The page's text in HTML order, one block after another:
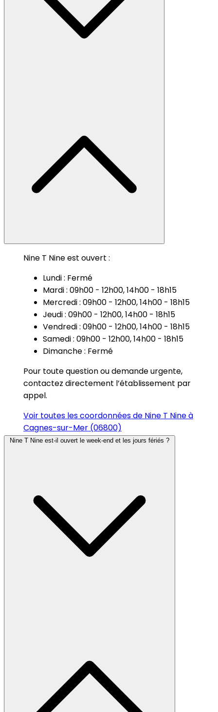
Nine T Nine est ouvert :
Lundi : Fermé
Mardi : 09h00 - 12h00, 14h00 - 18h15
Mercredi : 09h00 - 12h00, 14h00 - 18h15
Jeudi : 09h00 - 12h00, 14h00 - 18h15
Vendredi : 09h00 - 12h00, 14h00 - 18h15
Samedi : 09h00 - 12h00, 14h00 - 18h15
Dimanche : Fermé
Pour toute question ou demande urgente,
contactez directement l’établissement par
appel.
Voir toutes les coordonnées de Nine T Nine à
Cagnes-sur-Mer (06800)
Nine T Nine est-il ouvert le week-end et les jours fériés ?